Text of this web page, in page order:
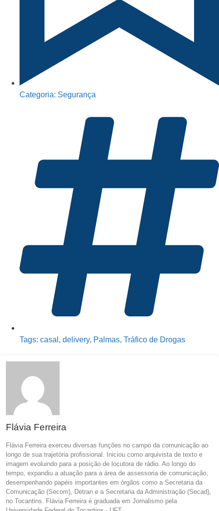
Categoria: Segurança
Tags: casal , delivery, Palmas, Tráfico de Drogas
Flávia Ferreira
Flávia Ferreira exerceu diversas funções no campo da comunicação ao
longo de sua trajetória profissional. Iniciou como arquivista de texto e
imagem evoluindo para a posição de locutora de rádio. Ao longo do
tempo, expandiu a atuação para a área de assessoria de comunicação,
desempenhando papéis importantes em órgãos como a Secretaria da
Comunicação (Secom), Detran e a Secretaria da Administração (Secad),
no Tocantins. Flávia Ferreira é graduada em Jornalismo pela